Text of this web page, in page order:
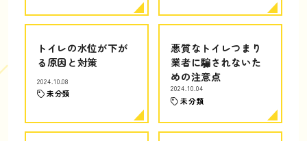
トイレの水位が下が
る原因と対策
2024.10.08
未分類
悪質なトイレつまり
業者に騙されないた
めの注意点
2024.10.04
未分類